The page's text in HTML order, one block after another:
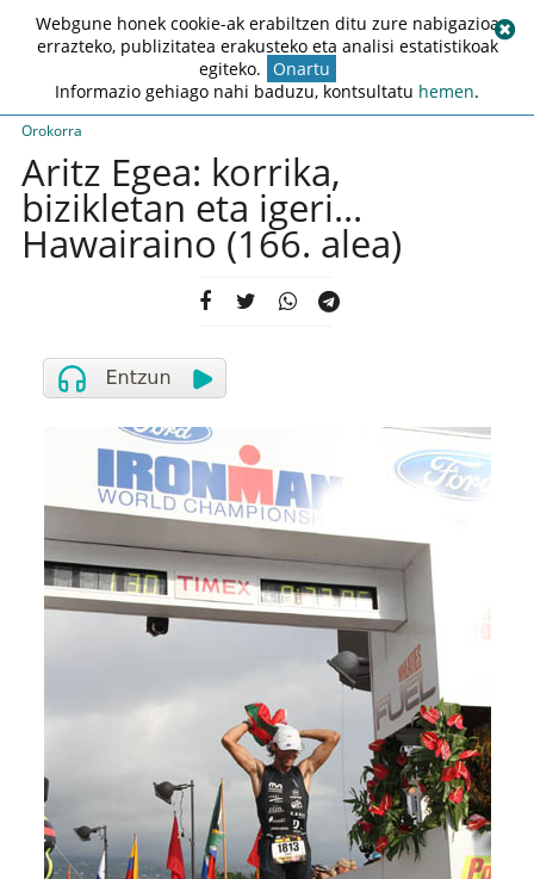
Orokorra
Aritz Egea: korrika,
bizikletan eta igeri...
Hawairaino (166. alea)
Webgune honek cookie-ak erabiltzen ditu zure nabigazioa
errazteko, publizitatea erakusteko eta analisi estatistikoak
egiteko. Onartu
Informazio gehiago nahi baduzu, kontsultatu hemen.